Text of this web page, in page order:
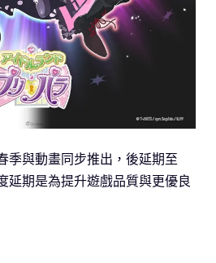
季與動畫同步推出，後延期至
延期是為提升遊戲品質與更優良